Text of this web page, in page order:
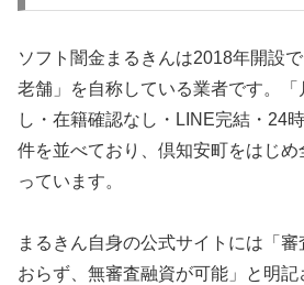
ソフト闇金まるきんは2018年開設
老舗」を自称している業者です。
し・在籍確認なし・LINE完結・24
件を並べており、倶知安町をはじめ
っています。
まるきん自身の公式サイトには「
おらず、無審査融資が可能」と明